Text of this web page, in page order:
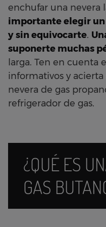
enchufar una nevera
importante elegir
y sin equivocarte.
suponerte muchas
larga. Ten en cuenta
informativos y
nevera de gas
refrigerador de gas.
¿QUÉ ES
GAS